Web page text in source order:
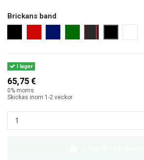
Brickans band
I lager
65,75 €
0% moms
Skickas inom 1-2 veckor